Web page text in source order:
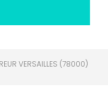
VERSAILLES (78000)